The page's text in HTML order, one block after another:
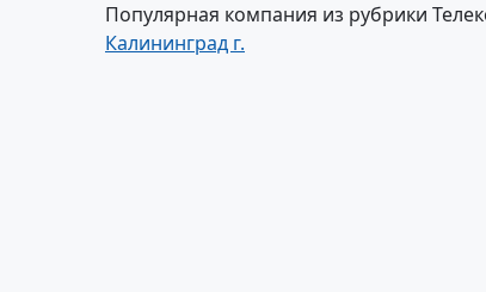
Популярная компания из рубрики
Калининград г.